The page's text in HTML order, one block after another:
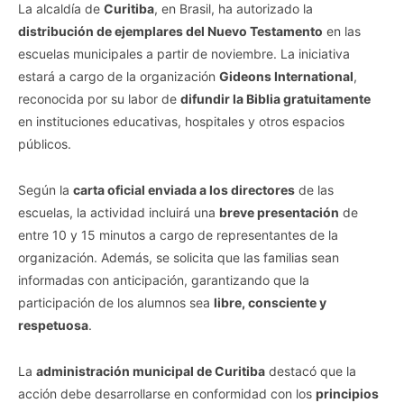
La alcaldía de Curitiba, en Brasil, ha autorizado la
distribución de ejemplares del Nuevo Testamento en las
escuelas municipales a partir de noviembre. La iniciativa
estará a cargo de la organización Gideons International,
reconocida por su labor de difundir la Biblia gratuitamente
en instituciones educativas, hospitales y otros espacios
públicos.
Según la carta oficial enviada a los directores de las
escuelas, la actividad incluirá una breve presentación de
entre 10 y 15 minutos a cargo de representantes de la
organización. Además, se solicita que las familias sean
informadas con anticipación, garantizando que la
participación de los alumnos sea libre, consciente y
respetuosa.
La administración municipal de Curitiba destacó que la
acción debe desarrollarse en conformidad con los principios